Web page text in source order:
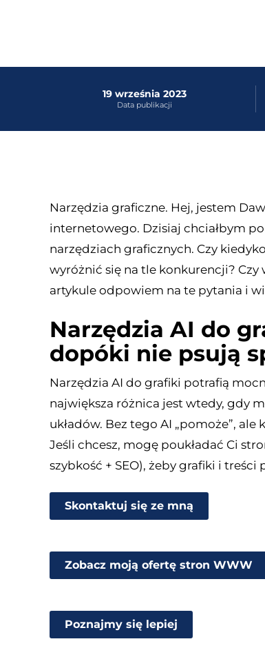
19 września 2023
Data publikacji
Narzędzia graficzne. Hej, jestem
internetowego. Dzisiaj chciałbym
narzędziach graficznych. Czy
wyróżnić się na tle konkurencji?
artykule odpowiem na te pytania i
Narzędzia AI do
dopóki nie psują
Narzędzia AI do grafiki potrafią
największa różnica jest wtedy, gdy
układów. Bez tego AI „pomoże”,
Jeśli chcesz, mogę poukładać Ci
szybkość + SEO), żeby grafiki i treści
Skontaktuj się ze mną
Zobacz moją ofertę stron WWW
Poznajmy się lepiej